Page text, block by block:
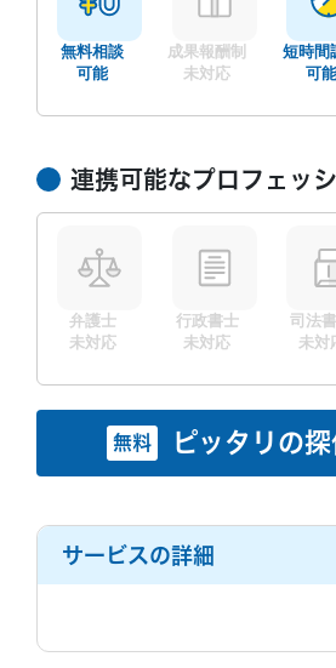
は時間料金制になりま
料などすべての費用が含
は無料』など他社では
ビスをご提供しています
ご希望の日程を選んで無料相談！
土 月 水
無料相談/見積も
30秒でご案内できます
無料相談
可能
成果報酬制
未対応
短時間
可能
連携可能なプロフェッ
弁護士
未対応
行政書士
未対応
司法
未対
無料 ピッタリの
サービスの詳細